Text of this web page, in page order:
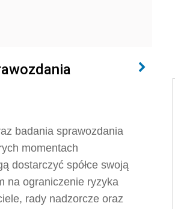
badania sprawozdania
momentach
dostarczyć spółce swoją
na ograniczenie ryzyka
rady nadzorcze oraz